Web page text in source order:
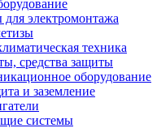
для электромонтажа
техника
средства защиты
оборудование
и заземление
системы